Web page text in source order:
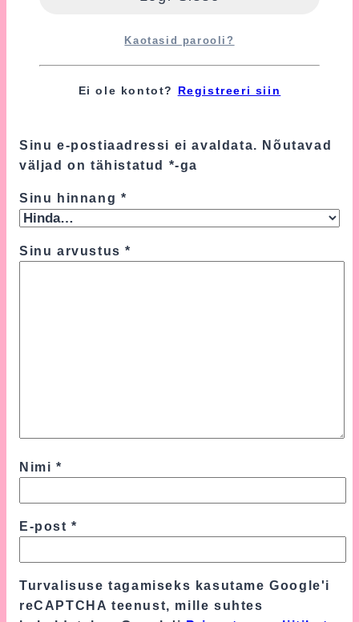
Ole esimene, kes hindab toodet
Sinu e-postiaadressi ei avaldata. Nõutavad
väljad on tähistatud *-ga
Sinu hinnang *
Sinu arvustus*
Nimi *
E-post*
Turvalisuse tagamiseks kasutame Google'i
reCAPTCHA teenust, mille suhtes
Kaotasid parooli?
Ei ole kontot? Registreeri siin